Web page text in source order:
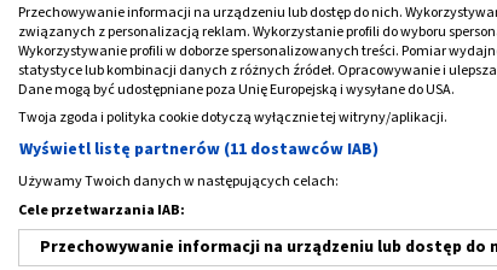
Objawy towarzyszące
zaburzenia snu polegające na
wydzieleniu hormonów i w
rozdrażnienie;
Przechowywanie informacji na urządzeniu lub dostęp do nich.
związanych z personalizacją reklam. Wykorzystanie profili do wyboru
Wykorzystywanie profili w doborze spersonalizowanych treści. Pomiar
statystyce lub kombinacji danych z różnych źródeł. Opracowywanie i
Dane mogą być udostępniane poza Unię Europejską i wysyłane do USA.
Twoja zgoda i polityka cookie dotyczą wyłącznie tej witryny/aplikacji.
Wyświetl listę partnerów (11 dostawców IAB)
Używamy Twoich danych w następujących celach:
Cele przetwarzania IAB:
Przechowywanie informacji na urządzeniu lub dostęp do